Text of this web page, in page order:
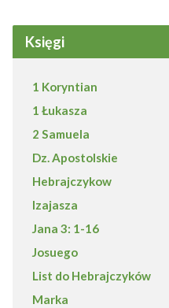
Księgi
1 Koryntian
1 Łukasza
2 Samuela
Dz. Apostolskie
Hebrajczykow
Izajasza
Jana 3: 1-16
Josuego
List do Hebrajczyków
Marka